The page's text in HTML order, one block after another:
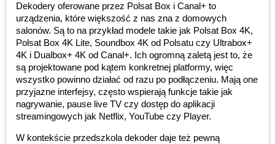
Dekodery oferowane przez Polsat Box i Canal+ to
urządzenia, które większość z nas zna z domowych
salonów. Są to na przykład modele takie jak Polsat Box 4K,
Polsat Box 4K Lite, Soundbox 4K od Polsatu czy Ultrabox+
4K i Dualbox+ 4K od Canal+. Ich ogromną zaletą jest to, że
są projektowane pod kątem konkretnej platformy, więc
wszystko powinno działać od razu po podłączeniu. Mają one
przyjazne interfejsy, często wspierają funkcje takie jak
nagrywanie, pause live TV czy dostęp do aplikacji
streamingowych jak Netflix, YouTube czy Player.
W kontekście przedszkola dekoder daje też pewną